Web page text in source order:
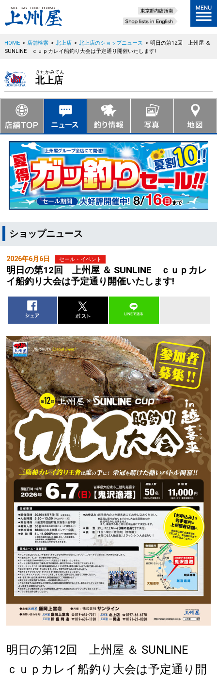
HOME > 店舗検索 > 北上店 > 北上店のショップニュース > 明日の第12回 上州屋 ＆
SUNLINE ｃｕｐカレイ船釣り大会は予定通り開催いたします!
きたかみてん
北上店
ショップニュース
2026年6月6日 セール・イベント
明日の第12回 上州屋 ＆ SUNLINE ｃｕｐカレ
イ船釣り大会は予定通り開催いたします!
明日の第12回 上州屋 ＆ SUNLINE
ｃｕｐカレイ船釣り大会は予定通り開